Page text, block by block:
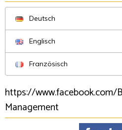
Deutsch
Englisch
Französisch
https://
Management